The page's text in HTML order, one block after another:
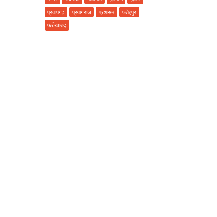
प्रतापगढ़
प्रयागराज प्रशासन
फतेहपुर
फर्रुखाबाद